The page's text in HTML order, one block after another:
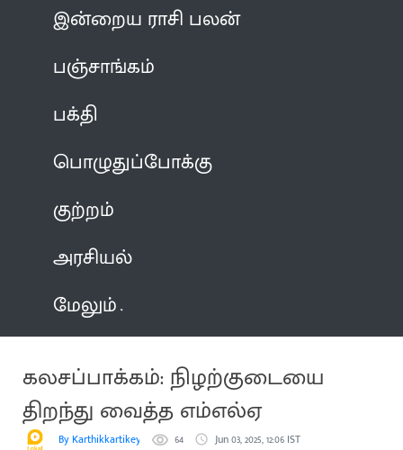
இன்றைய ராசி பலன்
பஞ்சாங்கம்
பக்தி
பொழுதுப்போக்கு
குற்றம்
அரசியல்
மேலும்
கலசப்பாக்கம்: நிழற்குடையை
திறந்து வைத்த எம்எல்ஏ
By Karthikkartikeyan 64 Jun 03, 2025, 12:06 IST